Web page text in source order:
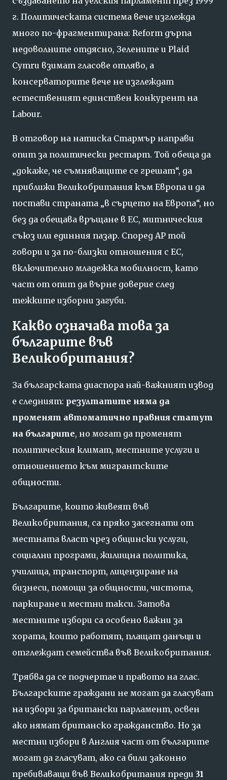
г. Политическата система вече изглежда
много по-фрагментирана: Reform дърпа
недоволните отдясно, Зелените и Plaid
Cymru взимат гласове отляво, а
консерваторите вече не изглеждат
естественият единствен конкурент на
Labour.
В отговор на натиска Стармър направи
опит за политически рестарт. Той обеща да
„докаже, че съмняващите се грешат“, да
приближи Великобритания към Европа и да
постави страната „в сърцето на Европа“, но
без да обещава връщане в ЕС, митническия
съюз или единния пазар. Според AP той
говори и за по-близки отношения с ЕС,
включително младежка мобилност, като
част от опит да върне доверие след
тежките изборни загуби.
Какво означава това за
българите във
Великобритания?
За българската диаспора най-важният извод
е следният: резултатите няма да
променят автоматично правния статут
на българите, но могат да променят
политическия климат, местните услуги и
отношението към мигрантските
общности.
Българите, които живеят във
Великобритания, са пряко засегнати от
местната власт чрез общински услуги,
социални програми, жилищна политика,
училища, транспорт, лицензиране на
бизнеси, помощи за общности, чистота,
паркиране и местни такси. Затова
местните избори са особено важни за
хората, които работят, плащат данъци и
отглеждат семейства във Великобритания.
Трябва да се подчертае и правото на глас.
Българските граждани не могат да гласуват
на избори за британски парламент, освен
ако нямат британско гражданство. Но за
местни избори в Англия част от българите
могат да гласуват, ако са били законно
пребиваващи във Великобритания преди 31